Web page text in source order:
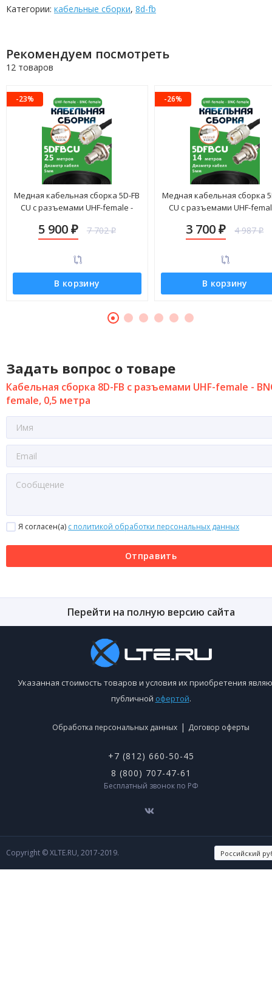
Категории: кабельные сборки, 8d-fb
Рекомендуем посмотреть
12 товаров
-23%
Медная кабельная сборка 5D-FB
CU с разъемами UHF-female -
5 900 ₽ 7 702₽
В корзину
-26%
Медная кабельная сборка
CU с разъемами UHF-
3 700₽ 4 987₽
В корзину
Задать вопрос о товаре
Кабельная сборка 8D-FB с разъемами UHF-female -
female, 0,5 метра
Я согласен(a) с политикой обработки персональных данных
Отправить
Перейти на полную версию сайта
Указанная стоимость товаров и условия их приобретения
публичной офертой.
Обработка персональных данных | Договор оферты
+7 (812) 660-50-45
8 (800) 707-47-61
Бесплатный звонок по РФ
Copyright © XLTE.RU, 2017-2019.